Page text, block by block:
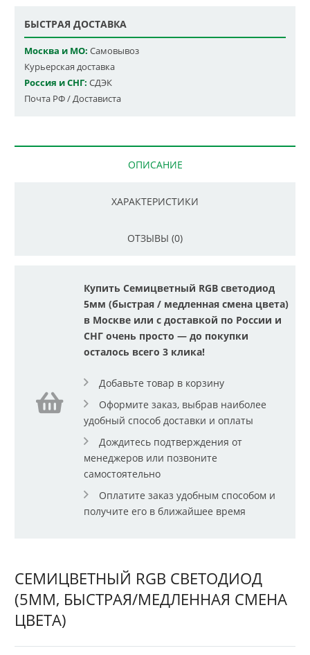
БЫСТРАЯ ДОСТАВКА
Москва и МО: Самовывоз
Курьерская доставка
Россия и СНГ: СДЭК
Почта РФ / Достависта
ОПИСАНИЕ
ХАРАКТЕРИСТИКИ
ОТЗЫВЫ (0)
Купить Семицветный RGB светодиод
5мм (быстрая / медленная смена цвета)
в Москве или с доставкой по России и
СНГ очень просто — до покупки
осталось всего 3 клика!
Добавьте товар в корзину
Оформите заказ, выбрав наиболее
удобный способ доставки и оплаты
Дождитесь подтверждения от
менеджеров или позвоните
самостоятельно
Оплатите заказ удобным способом и
получите его в ближайшее время
СЕМИЦВЕТНЫЙ RGB СВЕТОДИОД
(5ММ, БЫСТРАЯ/МЕДЛЕННАЯ СМЕНА
ЦВЕТА)